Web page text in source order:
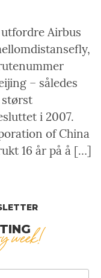
utfordre Airbus
– således
i 2007.
of China
16 år på å […]
week!